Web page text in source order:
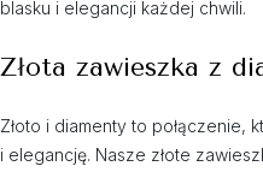
blasku i elegancji każdej chwili.
Złota zawieszka z
Złoto i diamenty to połączenie,
i elegancję. Nasze złote